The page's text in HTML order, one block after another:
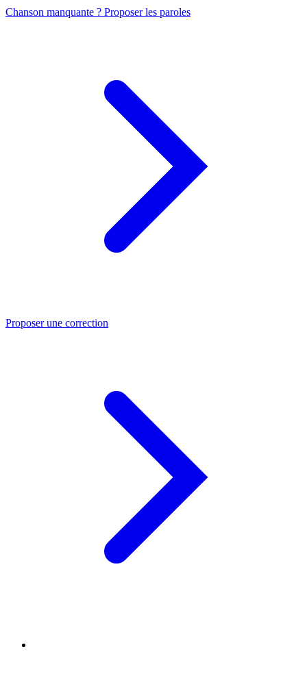
Chanson manquante ? Proposer les paroles
Proposer une correction